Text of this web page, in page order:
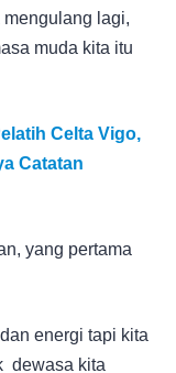
lagi,
muda kita itu
Celta Vigo,
Catatan
yang pertama
energi tapi kita
dewasa kita